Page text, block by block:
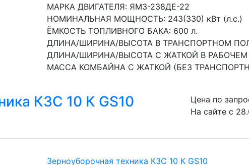
МАРКА ДВИГАТЕЛЯ: ЯМЗ-238ДЕ-22
НОМИНАЛЬНАЯ МОЩНОСТЬ: 243(330) кВт (л.с.)
ЁМКОСТЬ ТОПЛИВНОГО БАКА: 600 л.
ДЛИНА/ШИРИНА/ВЫСОТА В ТРАНСПОРТНОМ
ДЛИНА/ШИРИНА/ВЫСОТА С ЖАТКОЙ В РАБОЧЕМ
МАССА КОМБАЙНА С ЖАТКОЙ (БЕЗ
КЗС 10 К GS10
Цена по
На сайте с
Зерноуборочная техника КЗС 10 К GS10